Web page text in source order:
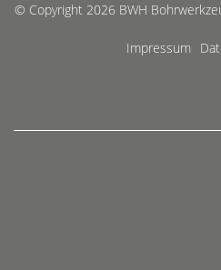
© Copyright 2026 BWH
Impressum